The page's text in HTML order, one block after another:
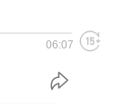
06:07